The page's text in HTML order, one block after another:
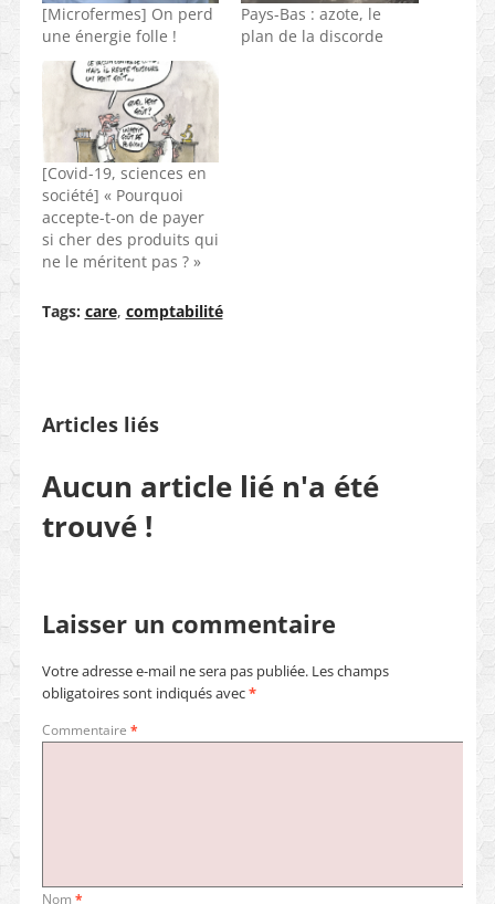
[Microfermes] On perd
une énergie folle !
Pays-Bas : azote, le
plan de la discorde
[Covid-19, sciences en
société] « Pourquoi
accepte-t-on de payer
si cher des produits qui
ne le méritent pas ? »
Tags: care, comptabilité
Articles liés
Aucun article lié n'a été
trouvé !
Laisser un commentaire
Votre adresse e-mail ne sera pas publiée. Les champs
obligatoires sont indiqués avec*
Commentaire *
Nom *